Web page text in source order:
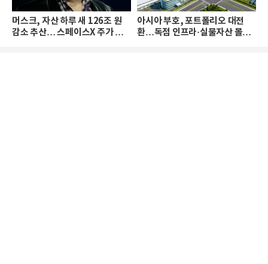
머스크, 자산 하루 새 126조 원
감소 추산… 스페이스X 주가 하
아시아 부호, 포트폴리오 대전
환…독점 인프라·실물자산 몰린